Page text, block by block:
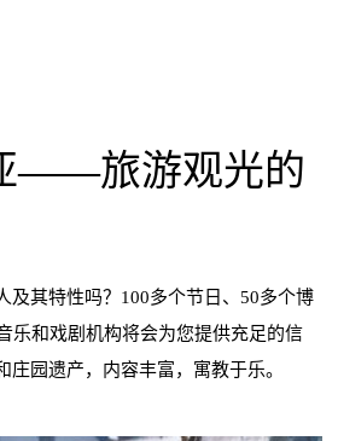
——旅游观光的
其特性吗？100多个节日、50多个博
乐和戏剧机构将会为您提供充足的信
庄园遗产，内容丰富，寓教于乐。